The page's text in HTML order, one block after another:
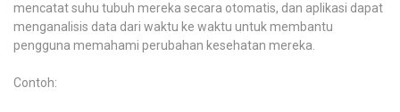
mencatat suhu tubuh mereka secara otomatis, dan aplikasi dapat
menganalisis data dari waktu ke waktu untuk membantu
pengguna memahami perubahan kesehatan mereka.
Contoh: